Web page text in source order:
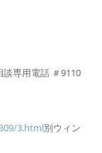
専用電話 ＃9110
3.html別ウィン